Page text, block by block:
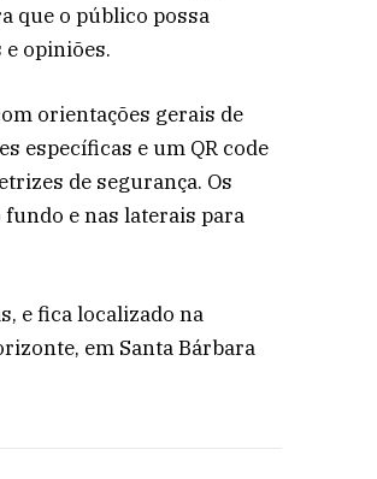
que o público possa
opiniões.
orientações gerais de
específicas e um QR code
de segurança. Os
e nas laterais para
e fica localizado na
em Santa Bárbara